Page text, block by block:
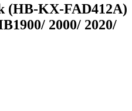
(HB-KX-FAD412A)
2000/ 2020/